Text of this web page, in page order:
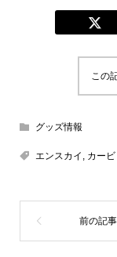
この
グッズ情報
エンスカイ カー